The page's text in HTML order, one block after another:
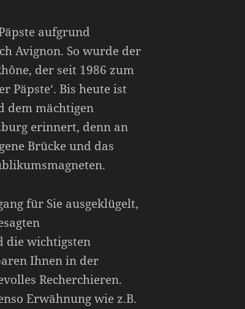
aufgrund
Avignon. So wurde der
der seit 1986 zum
Päpste‘. Bis heute ist
dem mächtigen
erinnert, denn an
Brücke und das
für Sie ausgeklügelt,
die wichtigsten
Ihnen in der
Recherchieren.
Erwähnung wie z.B.